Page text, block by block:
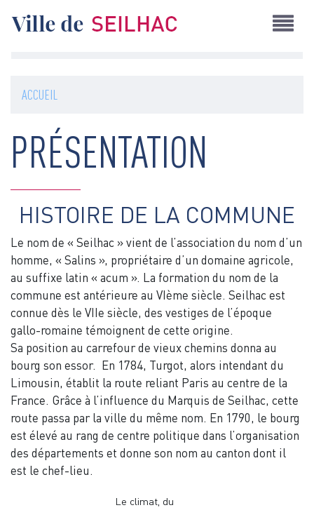
au
ACCUEIL
PRÉSENTATION
HISTOIRE DE LA COMMUNE
Le nom de « Seilhac » vient de l’association du nom d’un
homme, « Salins », propriétaire d’un domaine agricole,
au suffixe latin « acum ». La formation du nom de la
commune est antérieure au VIème siècle. Seilhac est
connue dès le VIIe siècle, des vestiges de l’époque
gallo-romaine témoignent de cette origine.
Sa position au carrefour de vieux chemins donna au
bourg son essor. En 1784, Turgot, alors intendant du
Limousin, établit la route reliant Paris au centre de la
France. Grâce à l’influence du Marquis de Seilhac, cette
route passa par la ville du même nom. En 1790, le bourg
est élevé au rang de centre politique dans l’organisation
des départements et donne son nom au canton dont il
est le chef-lieu.
Le climat, du